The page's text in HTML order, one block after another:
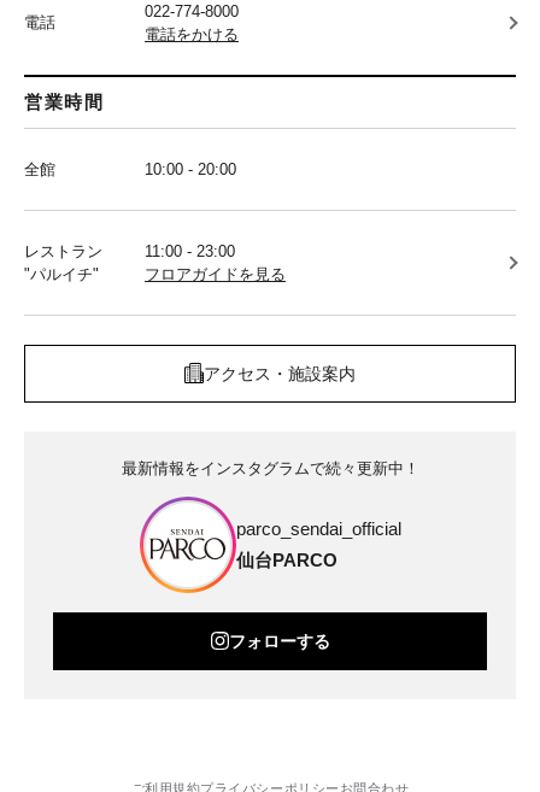
電話
022-774-8000
電話をかける
営業時間
全館 10:00 - 20:00
レストラン
"パルイチ"
11:00 - 23:00
フロアガイドを見る
アクセス・施設案内
最新情報をインスタグラムで続々更新中！
parco_sendai_official
仙台PARCO
フォローする
ご利用規約プライバシーポリシー お問合わせ